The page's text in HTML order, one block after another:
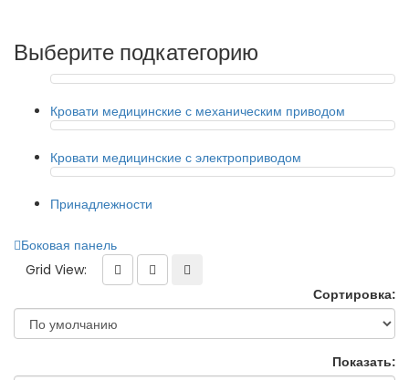
Выберите подкатегорию
Кровати медицинские с механическим приводом
Кровати медицинские с электроприводом
Принадлежности
Боковая панель
Grid View:
Сортировка:
Показать: